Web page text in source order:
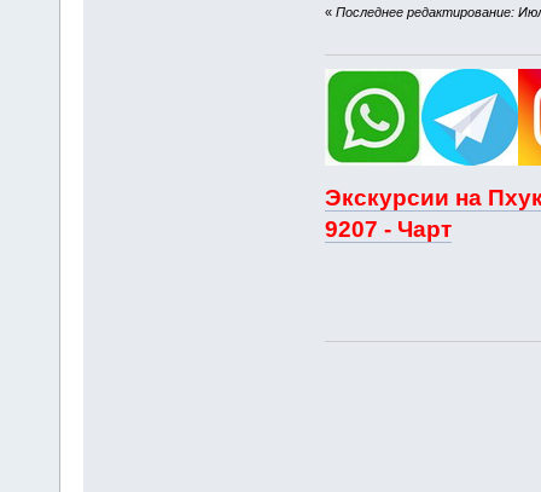
« Последнее редактирование:
Экскурсии на
9207 - Чарт